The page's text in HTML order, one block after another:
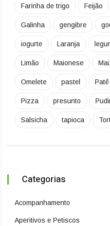
Farinha de trigo Feijão
Galinha gengibre
iogurte Laranja
Limão Maionese
Omelete pastel Patê
Pizza presunto
Salsicha tapioca
Categorias
Acompanhamento
Aperitivos e Petiscos